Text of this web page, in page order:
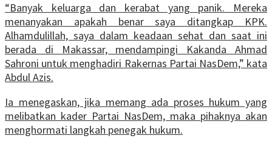
“Banyak keluarga dan kerabat yang panik. Mereka
menanyakan apakah benar saya ditangkap KPK.
Alhamdulillah, saya dalam keadaan sehat dan saat ini
berada di Makassar, mendampingi Kakanda Ahmad
Sahroni untuk menghadiri Rakernas Partai NasDem,” kata
Abdul Azis.
Ia menegaskan, jika memang ada proses hukum yang
melibatkan kader Partai NasDem, maka pihaknya akan
menghormati langkah penegak hukum.